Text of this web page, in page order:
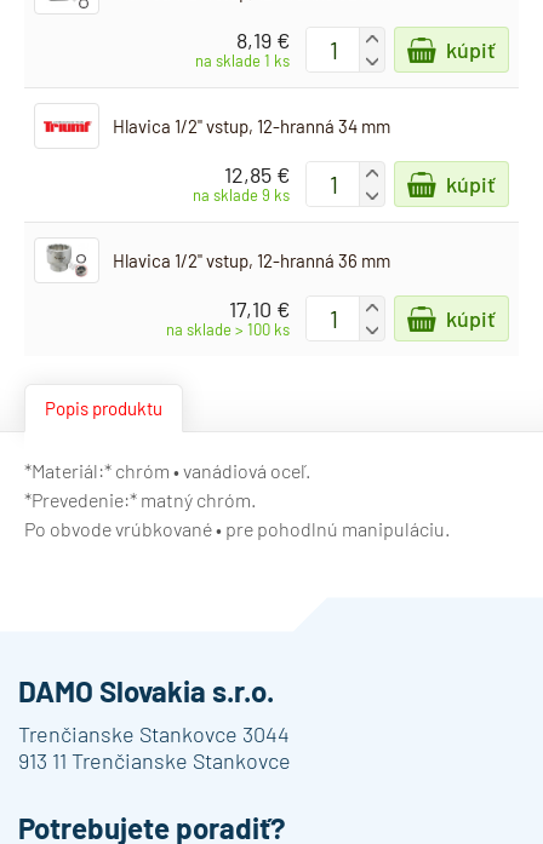
8,19 €
na sklade 1 ks
+
-
kúpiť
Hlavica 1/2" vstup, 12-hranná 34 mm
12,85 €
na sklade 9 ks
+
-
kúpiť
Hlavica 1/2" vstup, 12-hranná 36 mm
17,10 €
na sklade > 100 ks
+
-
kúpiť
Popis produktu
*Materiál:* chróm • vanádiová oceľ.
*Prevedenie:* matný chróm.
Po obvode vrúbkované • pre pohodlnú manipuláciu.
DAMO Slovakia s.r.o.
Trenčianske Stankovce 3044
913 11 Trenčianske Stankovce
Potrebujete poradiť?